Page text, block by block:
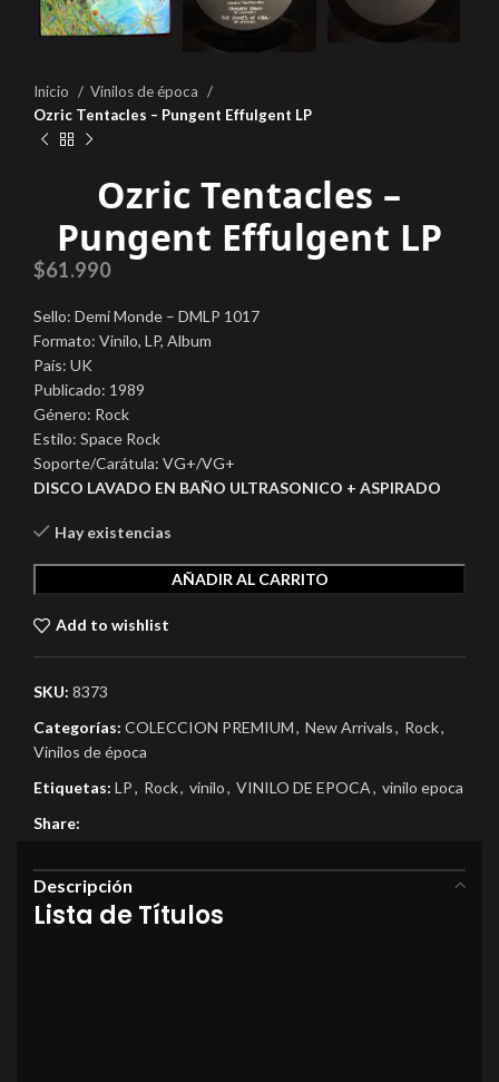
Inicio
Vinilos de época
Ozric Tentacles – Pungent Effulgent LP
Ozric Tentacles –
Pungent Effulgent LP
$61.990
Sello: Demi Monde – DMLP 1017
Formato: Vinilo, LP, Album
País: UK
Publicado: 1989
Género: Rock
Estilo: Space Rock
Soporte/Carátula: VG+/VG+
DISCO LAVADO EN BAÑO ULTRASONICO + ASPIRADO
Hay existencias
AÑADIR AL CARRITO
Add to wishlist
SKU: 8373
Categorías: COLECCION PREMIUM, New Arrivals, Rock,
Vinilos de época
Etiquetas: LP, Rock, vinilo, VINILO DE EPOCA, vinilo epoca
Share:
Descripción
Lista de Títulos